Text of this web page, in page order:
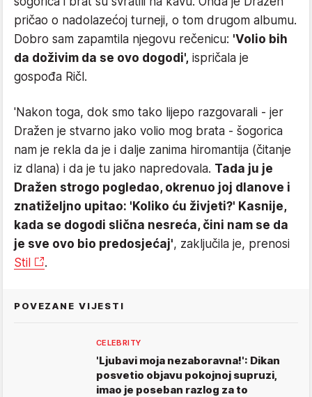
pričao o nadolazećoj turneji, o tom drugom albumu.
Dobro sam zapamtila njegovu rečenicu: 'Volio bih
da doživim da se ovo dogodi', ispričala je
gospođa Ričl.
'Nakon toga, dok smo tako lijepo razgovarali - jer
Dražen je stvarno jako volio mog brata - šogorica
nam je rekla da je i dalje zanima hiromantija (čitanje
iz dlana) i da je tu jako napredovala. Tada ju je
Dražen strogo pogledao, okrenuo joj dlanove i
znatiželjno upitao: 'Koliko ću živjeti?' Kasnije,
kada se dogodi slična nesreća, čini nam se da
je sve ovo bio predosjećaj', zaključila je, prenosi
Stil
.
POVEZANE VIJESTI
CELEBRITY
'Ljubavi moja nezaboravna!': Dikan
posvetio objavu pokojnoj supruzi,
imao je poseban razlog za to